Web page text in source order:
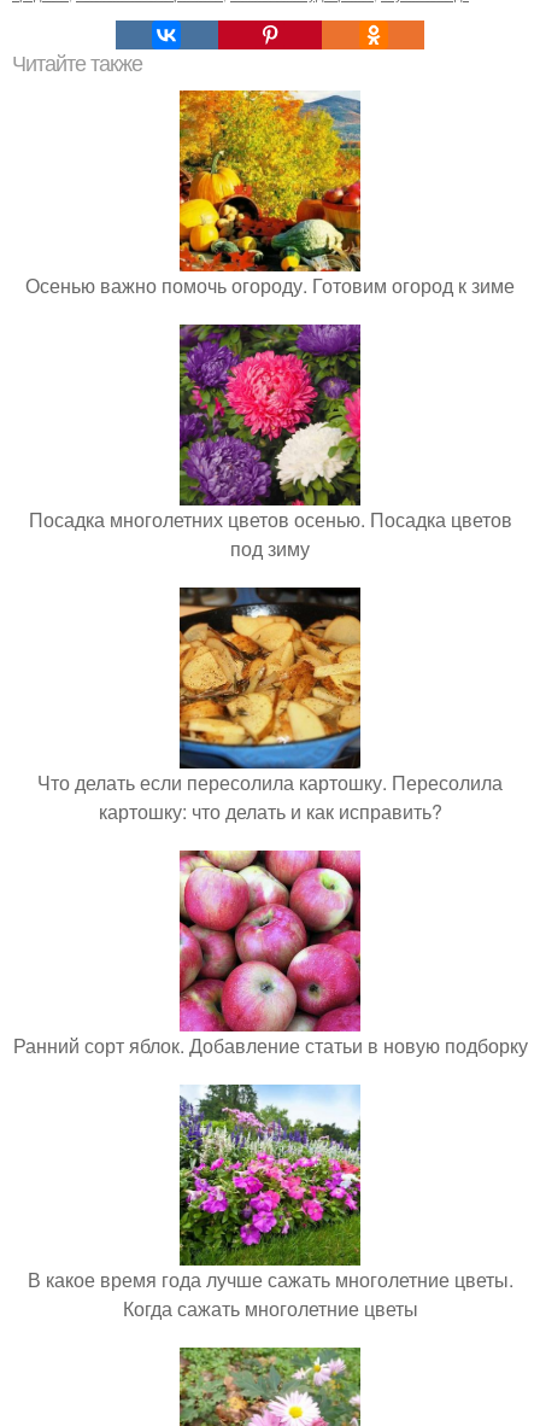
Читайте также
Осенью важно помочь огороду. Готовим огород к зиме
Посадка многолетних цветов осенью. Посадка цветов
под зиму
Что делать если пересолила картошку. Пересолила
картошку: что делать и как исправить?
Ранний сорт яблок. Добавление статьи в новую подборку
В какое время года лучше сажать многолетние цветы.
Когда сажать многолетние цветы